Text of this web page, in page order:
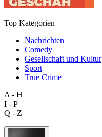
Top Kategorien
Nachrichten
Comedy
Gesellschaft und Kultur
Sport
True Crime
A - H
I - P
Q - Z